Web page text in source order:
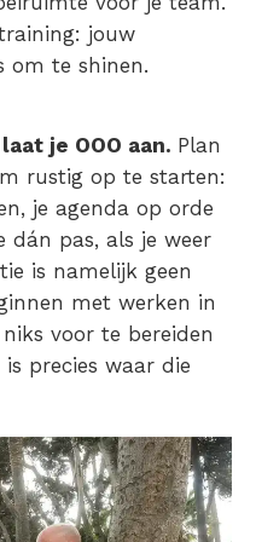
jouw
om te shinen.
je OOO aan. Plan
rustig op te starten:
je agenda op orde
dán pas, als je weer
is namelijk geen
met werken in
voor te bereiden
precies waar die